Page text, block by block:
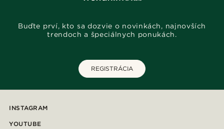
Buďte prví, kto sa dozvie o novinkách, najnovších
trendoch a špeciálnych ponukách.
REGISTRÁCIA
INSTAGRAM
YOUTUBE